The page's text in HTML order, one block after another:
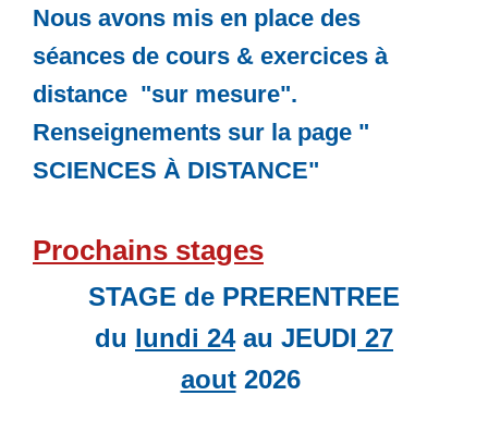
Nous avons mis en place des
séances de cours & exercices à
distance "sur mesure".
Renseignements sur la page "
SCIENCES À DISTANCE"
Prochains stages
STAGE de PRERENTREE
du lundi 24au JEUDI 27
aout2026